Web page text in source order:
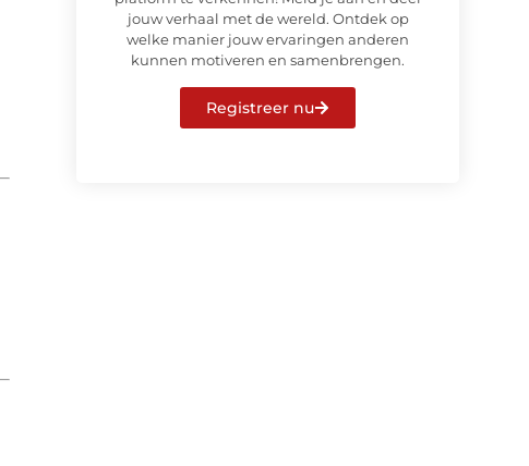
jouw verhaal met de wereld. Ontdek op
welke manier jouw ervaringen anderen
kunnen motiveren en samenbrengen.
Registreer nu